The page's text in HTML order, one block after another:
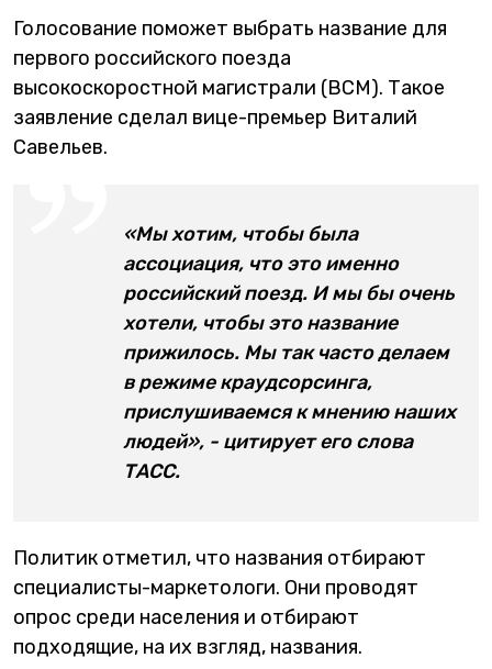
Голосование поможет выбрать название для
первого российского поезда
высокоскоростной магистрали (ВСМ). Такое
заявление сделал вице-премьер Виталий
Савельев.
«Мы хотим, чтобы была
ассоциация, что это именно
российский поезд. И мы бы очень
хотели, чтобы это название
прижилось. Мы так часто делаем
в режиме краудсорсинга,
прислушиваемся к мнению наших
людей», - цитирует его слова
ТАСС.
Политик отметил, что названия отбирают
специалисты-маркетологи. Они проводят
опрос среди населения и отбирают
подходящие, на их взгляд, названия.